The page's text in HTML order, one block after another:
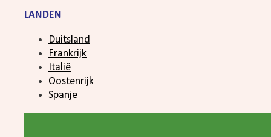
LANDEN
Duitsland
Frankrijk
Italië
Oostenrijk
Spanje